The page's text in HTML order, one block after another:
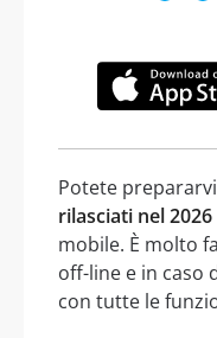
Potete
rilasciati nel 2026
mobile. È molto
off-line e in caso
con tutte le